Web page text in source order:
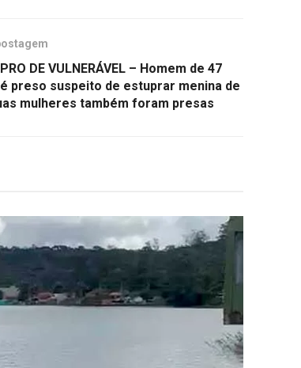
DE VULNERÁVEL – Homem de 47
preso suspeito de estuprar menina de
mulheres também foram presas